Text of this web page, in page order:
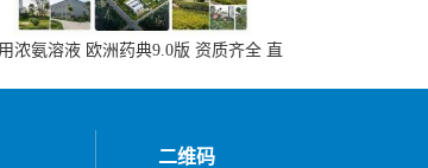
浓氨溶液 欧洲药典9.0版 资质齐全 直
二维码